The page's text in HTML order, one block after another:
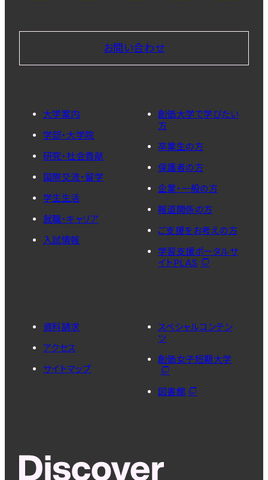
お問い合わせ
大学案内
学部・大学院
研究・社会貢献
国際交流・留学
学生生活
就職・キャリア
入試情報
創価大学で学びたい
方
卒業生の方
保護者の方
企業・一般の方
報道関係の方
ご支援をお考えの方
学習支援ポータルサ
イトPLAS
資料請求
アクセス
サイトマップ
スペシャルコンテン
ツ
創価女子短期大学
図書館